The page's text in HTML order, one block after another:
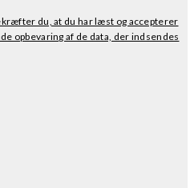
du, at du har læst og accepterer
opbevaring af de data, der indsendes